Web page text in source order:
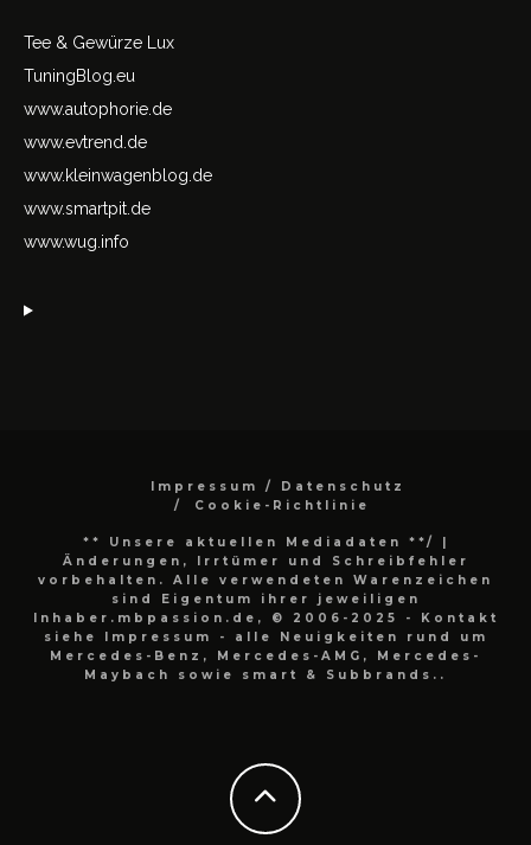
Tee & Gewürze Lux
TuningBlog.eu
www.autophorie.de
www.evtrend.de
www.kleinwagenblog.de
www.smartpit.de
www.wug.info
Impressum / Datenschutz
Cookie-Richtlinie
** Unsere aktuellen Mediadaten **/
|
Änderungen, Irrtümer und Schreibfehler
vorbehalten. Alle verwendeten Warenzeichen
sind Eigentum ihrer jeweiligen
Inhaber.mbpassion.de, © 2006-2025 - Kontakt
siehe Impressum - alle Neuigkeiten rund um
Mercedes-Benz, Mercedes-AMG, Mercedes-
Maybach sowie smart & Subbrands..